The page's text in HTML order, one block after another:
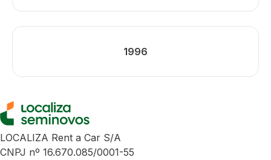
1996
LOCALIZA Rent a Car S/A
CNPJ nº 16.670.085/0001-55